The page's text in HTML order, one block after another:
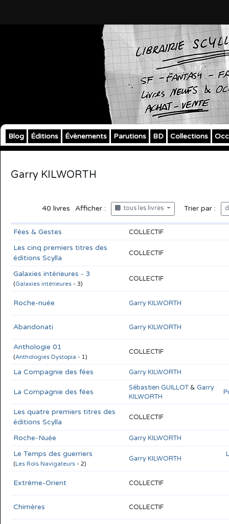
Blog Éditions Évènements Parutions BD Collections
Garry KILWORTH
40 livres Afficher : tous les livres Trier par :
Fées & Gestes COLLECTIF
Les cinq premiers titres des
éditions Scylla
COLLECTIF
Galaxies intérieures - 3
(Galaxies intérieures - 3)
COLLECTIF
Roche-nuée Garry KILWORTH
Abandonati Garry KILWORTH
Anthologie 01
(Anthologies Dystopia - 1)
COLLECTIF
La Compagnie des fées Garry KILWORTH
La Compagnie des fées Sébastien GUILLOT& Garry
KILWORTH
Les quatre premiers titres des
éditions Scylla
COLLECTIF
Roche-Nuée Garry KILWORTH
Le Temps des guerriers
(Les Rois Navigateurs - 2)
Garry KILWORTH
Extrême-Orient COLLECTIF
Chimères COLLECTIF